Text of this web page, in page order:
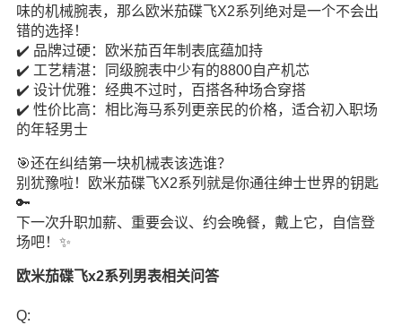
味的机械腕表，那么欧米茄碟飞X2系列绝对是一个不会出
错的选择！
✔️ 品牌过硬：欧米茄百年制表底蕴加持
✔️ 工艺精湛：同级腕表中少有的8800自产机芯
✔️ 设计优雅：经典不过时，百搭各种场合穿搭
✔️ 性价比高：相比海马系列更亲民的价格，适合初入职场
的年轻男士
🎯还在纠结第一块机械表该选谁？
别犹豫啦！欧米茄碟飞X2系列就是你通往绅士世界的钥匙
🔑
下一次升职加薪、重要会议、约会晚餐，戴上它，自信登
场吧！✨
欧米茄碟飞x2系列男表相关问答
Q: